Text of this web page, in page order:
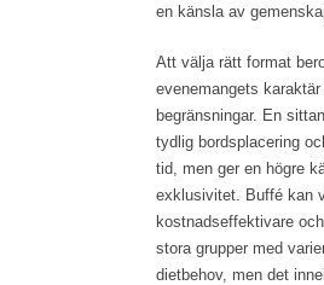
en känsla av
Att välja rätt format
evenemangets
begränsningar. En
tydlig bordsplacering
tid, men ger en högre
exklusivitet. Buffé kan
kostnadseffektivare
stora grupper med
dietbehov, men det